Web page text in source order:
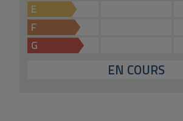
E
F
G
EN COURS